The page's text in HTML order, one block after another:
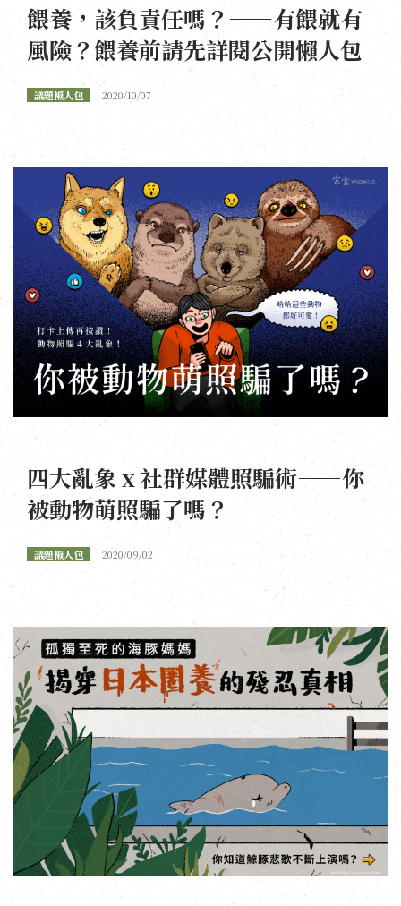
餵養，該負責任嗎？——有餵就有
風險？餵養前請先詳閱公開懶人包
議題懶人包 2020/10/07
四大亂象 x 社群媒體照騙術——你
被動物萌照騙了嗎？
議題懶人包 2020/09/02